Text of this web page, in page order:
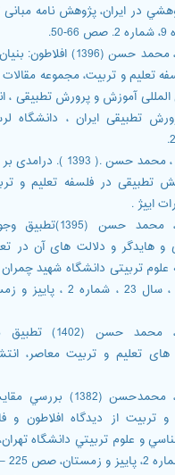
در ايران، پژوهش نامه مبانی
میرزامحمدی، محمد حسن (1396) افلاطون:
تعلیم و تربیت، مجموعه مقالات
آموزش و پرورش تطبیقی ،
تطبیقی ایران ، دانشگاه
میرزامحمدی ، محمد حسن .( 1393 ).
تطبیقی در فلسفه تعلیم و
اییژ .
میرزامحمدی، محمد حسن
و هایدگر و دلالت های آن در
تربیتی دانشگاه شهید چمران
، دوره ششم ، سال 23 ، شماره 2 ،
میرزامحمدی، محمد حسن (1402)
تعلیم و تربیت معاصر،
ميرزامحمدي، محمدحسن (1382)
تربيت از ديدگاه افلاطون و
و علوم تربيتي دانشگاه
225 – 201.